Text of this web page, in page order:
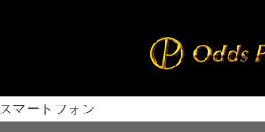
スマートフォン